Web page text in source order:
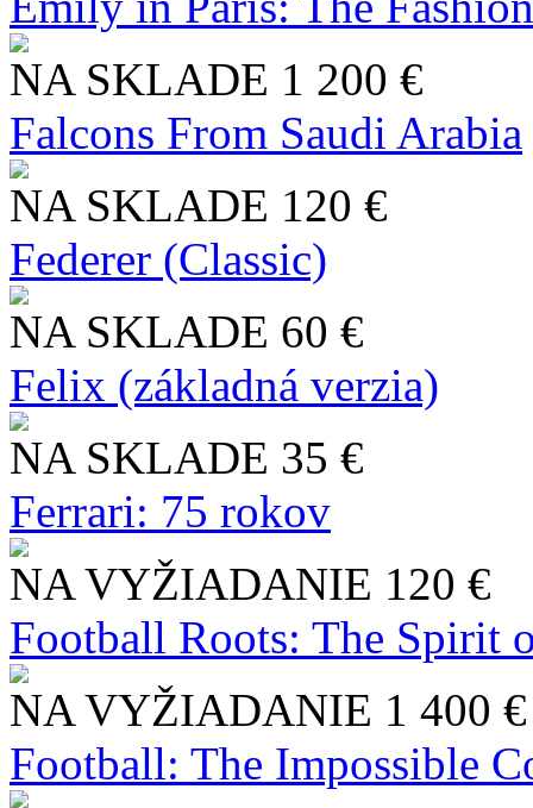
NA SKLADE 1 200 €
Falcons From Saudi Arabia
NA SKLADE 120 €
Federer (Classic)
NA SKLADE 60 €
Felix (základná verzia)
NA SKLADE 35 €
Ferrari: 75 rokov
NA VYŽIADANIE 120 €
Football Roots: The Spirit
NA VYŽIADANIE 1 400 €
Football: The Impossible